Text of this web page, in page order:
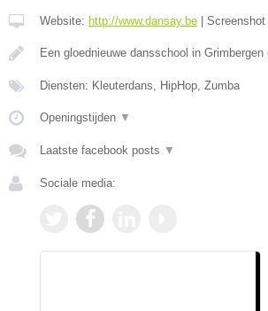
Website: http://www.dansay.be | Screenshot
Een gloednieuwe dansschool in Grimbergen
Diensten: Kleuterdans, HipHop, Zumba
Openingstijden ▼
Laatste facebook posts ▼
Sociale media: